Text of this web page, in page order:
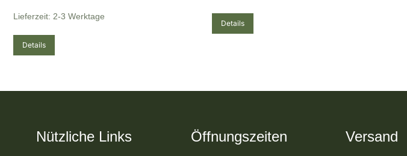
Lieferzeit: 2-3 Werktage
Details
Details
Nützliche Links Öffnungszeiten Versand